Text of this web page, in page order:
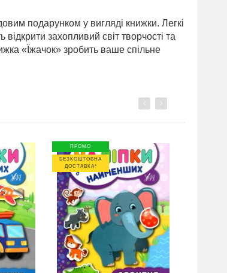
подарунком у вигляді книжки. Легкі
захопливий світ творчості та
«Їжачок» зробить ваше спільне
Previous
ПРОМО
БЕЗКОШТОВНА
ДОСТАВКА*
Next